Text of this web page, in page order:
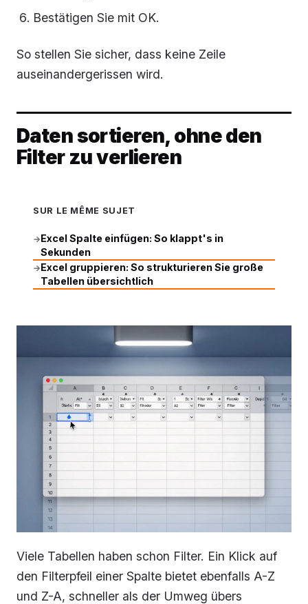
Bestätigen Sie mit OK.
So stellen Sie sicher, dass keine Zeile
auseinandergerissen wird.
Daten sortieren, ohne den
Filter zu verlieren
SUR LE MÊME SUJET
→Excel Spalte einfügen: So klappt's in
Sekunden
→Excel gruppieren: So strukturieren Sie große
Tabellen übersichtlich
Viele Tabellen haben schon Filter. Ein Klick auf
den Filterpfeil einer Spalte bietet ebenfalls A-Z
und Z-A, schneller als der Umweg übers